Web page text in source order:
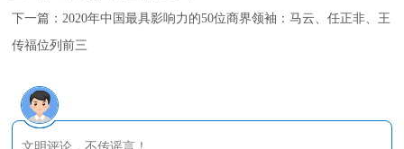
下一篇：2020年中国最具影响力的50位商界领袖：马云、任正非、王
传福位列前三